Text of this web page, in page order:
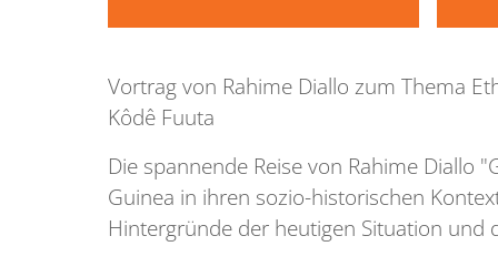
Vortrag von Rahime Diallo zum Thema
Kôdê Fuuta
Die spannende Reise von Rahime Diallo
Guinea in ihren sozio-historischen
Hintergründe der heutigen Situation und